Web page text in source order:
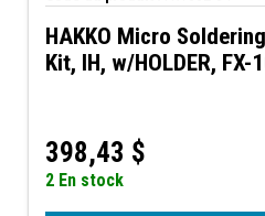
HAKKO Micro
Kit, IH, w/HOLDER, FX-
398,43 $
2 En stock